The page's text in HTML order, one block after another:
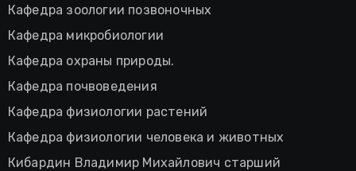
Кафедра зоологии позвоночных
Кафедра микробиологии
Кафедра охраны природы.
Кафедра почвоведения
Кафедра физиологии растений
Кафедра физиологии человека и животных
Кибардин Владимир Михайлович старший